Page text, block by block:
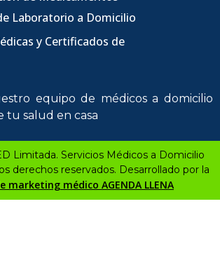
Laboratorio a Domicilio
y Certificados de
equipo de médicos a domicilio
tu salud en casa
Limitada. Servicios Médicos a Domicilio
derechos reservados. Desarrollado por la
marketing médico AGENDA LLENA